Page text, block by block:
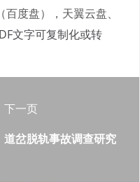
度盘），天翼云盘、
文字可复制化或转
下一页
道岔脱轨事故调查研究